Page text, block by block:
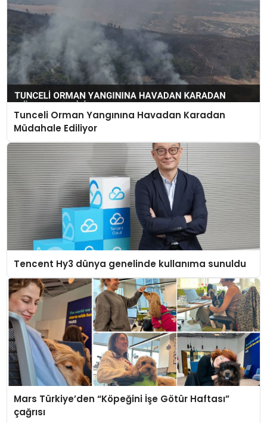
Tunceli Orman Yangınına Havadan Karadan
Müdahale Ediliyor
Tencent Hy3 dünya genelinde kullanıma sunuldu
Mars Türkiye’den “Köpeğini İşe Götür Haftası”
çağrısı